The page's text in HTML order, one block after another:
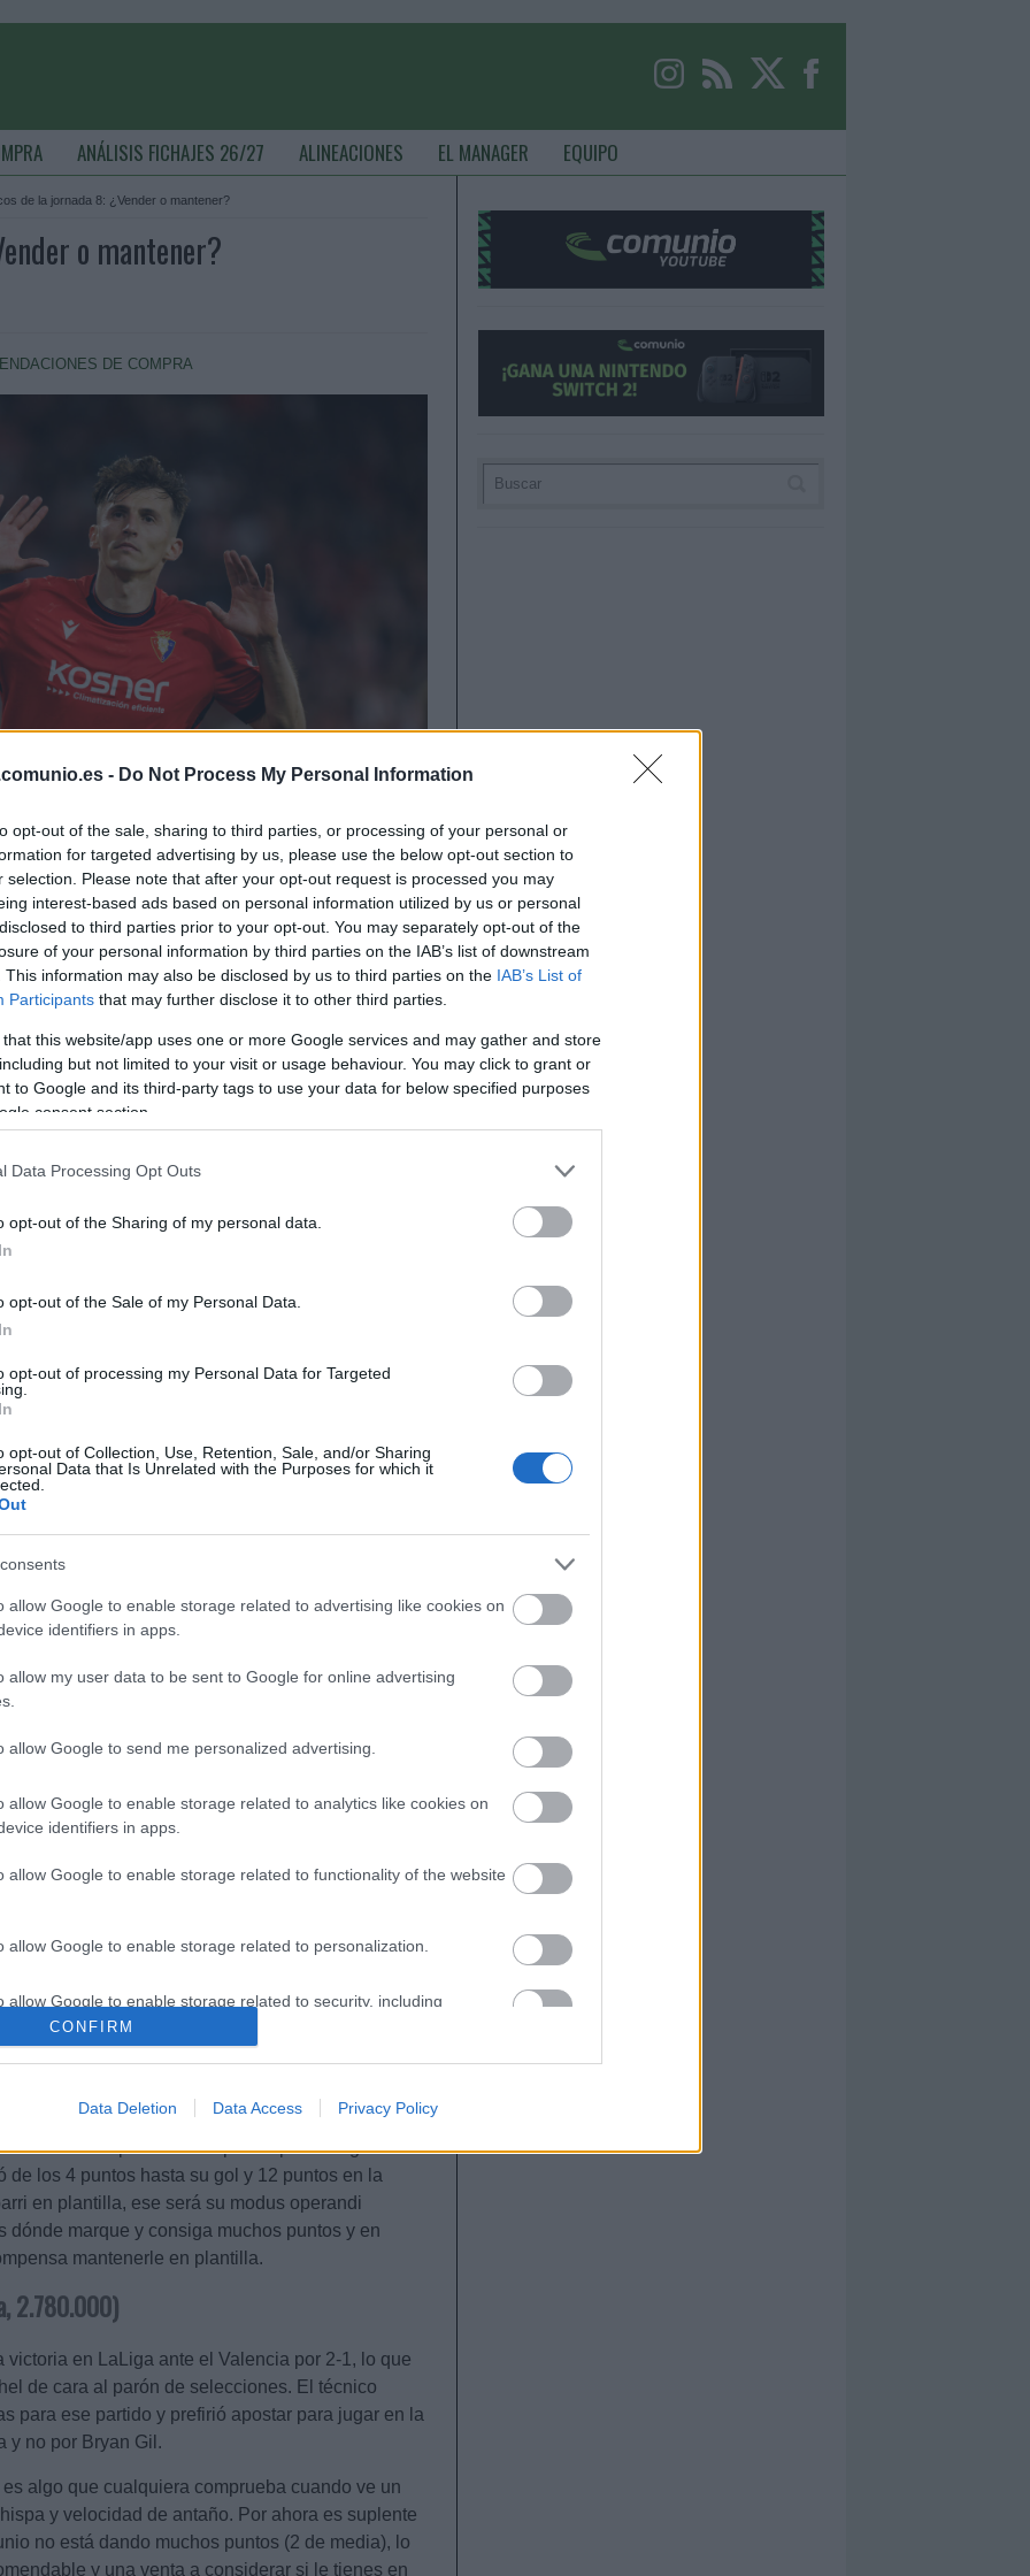
- Do Not Process My Personal Information
opt-out of the sale, sharing to third parties, or processing of your personal or
for targeted advertising by us, please use the below opt-out section to
selection. Please note that after your opt-out request is processed you may
interest-based ads based on personal information utilized by us or personal
to third parties prior to your opt-out. You may separately opt-out of the
of your personal information by third parties on the IAB’s list of downstream
This information may also be disclosed by us to third parties on the IAB’s List of
Participants that may further disclose it to other third parties.
that this website/app uses one or more Google services and may gather and store
but not limited to your visit or usage behaviour. You may click to grant or
to Google and its third-party tags to use your data for below specified purposes
consent section.
Data Processing Opt Outs
opt-out of the Sharing of my personal data.
opt-out of the Sale of my Personal Data.
opt-out of processing my Personal Data for Targeted
opt-out of Collection, Use, Retention, Sale, and/or Sharing
Data that Is Unrelated with the Purposes for which it
allow Google to enable storage related to advertising like cookies on
identifiers in apps.
allow my user data to be sent to Google for online advertising
allow Google to send me personalized advertising.
allow Google to enable storage related to analytics like cookies on
identifiers in apps.
allow Google to enable storage related to functionality of the website
allow Google to enable storage related to personalization.
allow Google to enable storage related to security, including
functionality and fraud prevention, and other user protection.
CONFIRM
Data Deletion Data Access Privacy Policy
ANÁLISIS FICHAJES 26/27 ALINEACIONES EL MANAGER EQUIPO
de la jornada 8: ¿Vender o mantener?
o mantener?
DE COMPRA
bajas, fueron suplentes o no
vender a Computer?
8.860.000)
especialmente en el inicio de la temporada y
consiguió un punto Comunio. Exceptuando las
5), Budimir no ha superado los 3 puntos en las
de mercado está cayendo y en apenas un mes
los 15 millones a 8,8. ‘Budi’ no está en su
le mantendríamos, ya que es la referencia
marcará.
2.170.000)
señalados en la derrota de su equipo ante el
durante la semana, no tuvo minutos en
por tanto para un Gayà que esta temporada lleva
6 partidos, debido principalmente a su expulsión y
no jugó a gran nivel contra el Girona (2 puntos),
volver al puesto de titular en la jornada 9 tras el
avanza la temporada, pero si le tuviéramos
oportunidad, sobre todo porque antes de esta
tres partidos.
y perdedores de la semana (27 de
son los que más han subido y bajado su valor
3.180.000)
en la derrota de su equipo en Pamplona tras
aportó nada positivo para su equipo en materia
mal en las disputas, con 1 de 10 duelos
sumando 8 puntos en el primer partido liguero
de los 4 puntos hasta su gol y 12 puntos en la
en plantilla, ese será su modus operandi
dónde marque y consiga muchos puntos y en
mantenerle en plantilla.
2.780.000)
victoria en LaLiga ante el Valencia por 2-1, lo que
de cara al parón de selecciones. El técnico
para ese partido y prefirió apostar para jugar en la
y no por Bryan Gil.
algo que cualquiera comprueba cuando ve un
y velocidad de antaño. Por ahora es suplente
no está dando muchos puntos (2 de media), lo
y una venta a considerar si le tienes en